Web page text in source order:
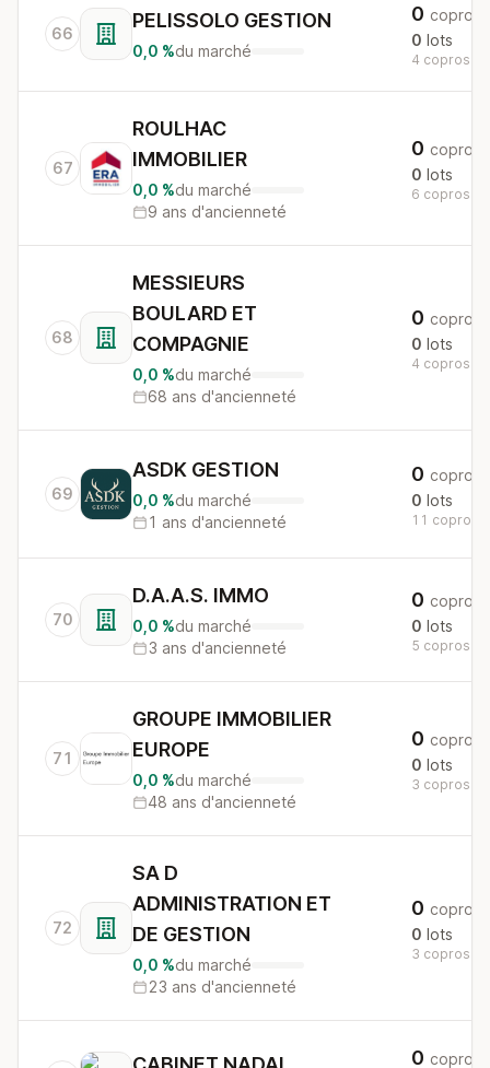
66
PELISSOLO GESTION
0,0 %du marché
0 copros
0 lots
4 copros
67
ROULHAC
IMMOBILIER
0,0 %du marché
9 ans d'ancienneté
0 copros
0 lots
6 copros
68
MESSIEURS
BOULARD ET
COMPAGNIE
0,0 %du marché
68 ans d'ancienneté
0 copros
0 lots
4 copros
69
ASDK GESTION
0,0 %du marché
1 ans d'ancienneté
0 copros
0 lots
11 copros
70
D.A.A.S. IMMO
0,0 %du marché
3 ans d'ancienneté
0 copros
0 lots
5 copros
71
GROUPE IMMOBILIER
EUROPE
0,0 %du marché
48 ans d'ancienneté
0 copros
0 lots
3 copros
72
SA D
ADMINISTRATION ET
DE GESTION
0,0 %du marché
23 ans d'ancienneté
0 copros
0 lots
3 copros
0 copros